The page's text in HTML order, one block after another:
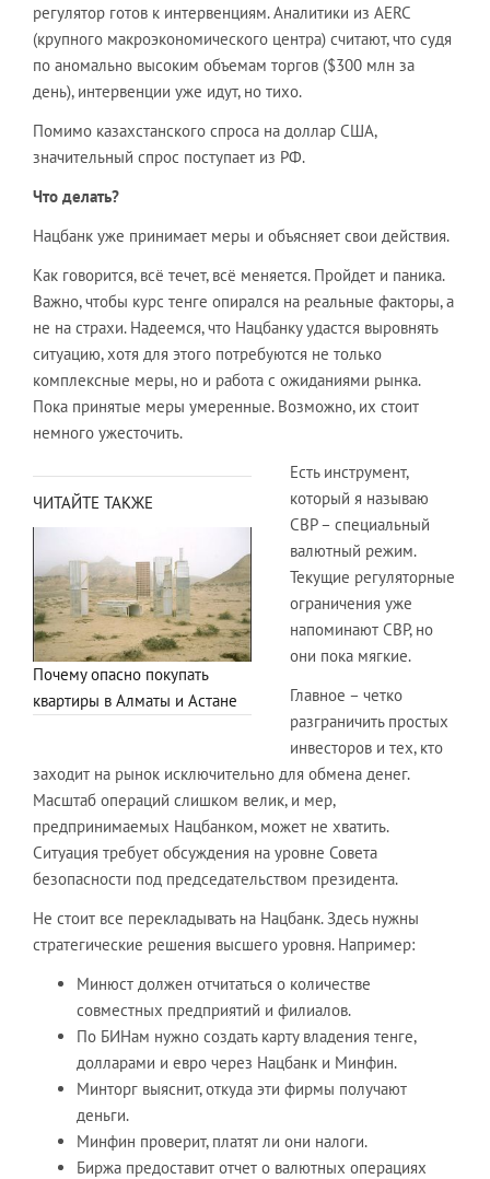
регулятор готов к интервенциям. Аналитики из AERC
(крупного макроэкономического центра) считают, что судя
по аномально высоким объемам торгов ($300 млн за
день), интервенции уже идут, но тихо.
Помимо казахстанского спроса на доллар США,
значительный спрос поступает из РФ.
Что делать?
Нацбанк уже принимает меры и объясняет свои действия.
Как говорится, всё течет, всё меняется. Пройдет и паника.
Важно, чтобы курс тенге опирался на реальные факторы, а
не на страхи. Надеемся, что Нацбанку удастся выровнять
ситуацию, хотя для этого потребуются не только
комплексные меры, но и работа с ожиданиями рынка.
Пока принятые меры умеренные. Возможно, их стоит
немного ужесточить.
ЧИТАЙТЕ ТАКЖЕ
Почему опасно покупать
квартиры в Алматы и Астане
Есть инструмент,
который я называю
СВР – специальный
валютный режим.
Текущие регуляторные
ограничения уже
напоминают СВР, но
они пока мягкие.
Главное – четко
разграничить простых
инвесторов и тех, кто
заходит на рынок исключительно для обмена денег.
Масштаб операций слишком велик, и мер,
предпринимаемых Нацбанком, может не хватить.
Ситуация требует обсуждения на уровне Совета
безопасности под председательством президента.
Не стоит все перекладывать на Нацбанк. Здесь нужны
стратегические решения высшего уровня. Например:
Минюст должен отчитаться о количестве
совместных предприятий и филиалов.
По БИНам нужно создать карту владения тенге,
долларами и евро через Нацбанк и Минфин.
Минторг выяснит, откуда эти фирмы получают
деньги.
Минфин проверит, платят ли они налоги.
Биржа предоставит отчет о валютных операциях